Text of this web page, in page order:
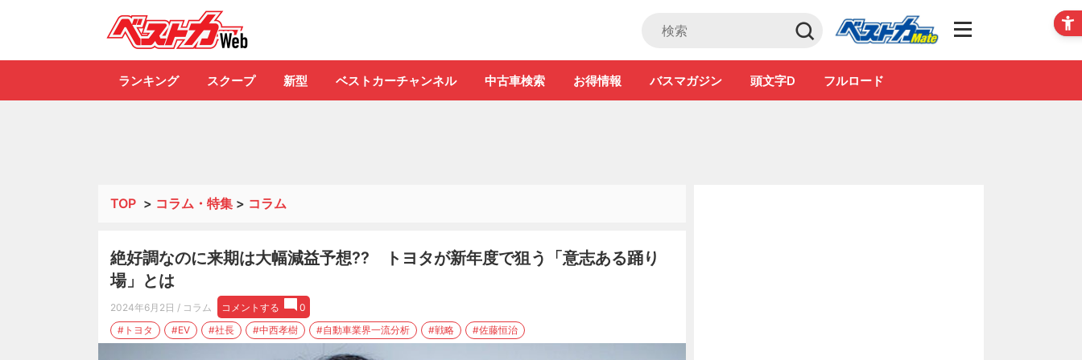
Club
ランキング スクープ 新型 ベストカーチャンネル 中古車検索 お得情報 バスマガジン 頭文字D フルロード
TOP > コラム・特集 > コラム
絶好調なのに来期は大幅減益予想?? トヨタが新年度で狙う「意志ある踊り
場」とは
2024年6月2日 / コラム コメントする
0
#トヨタ
#EV #社長 #中西孝樹 #自動車業界一流分析 #戦略 #佐藤恒治